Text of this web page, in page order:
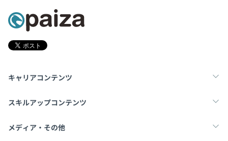
キャリアコンテンツ
転職・キャリア
スキルアップコンテンツ
学習
メディア・その他